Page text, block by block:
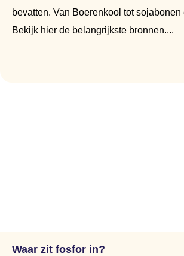
bevatten. Van Boerenkool tot sojabonen
Bekijk hier de belangrijkste bronnen....
Waar zit fosfor in?